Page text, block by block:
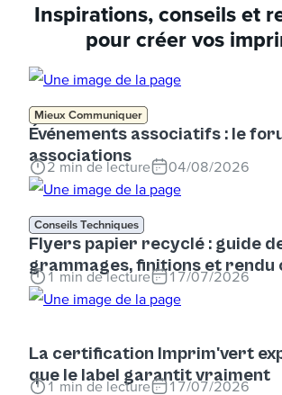
Inspirations, conseils et
pour créer vos
Mieux Communiquer
Événements associatifs : le
associations
2 min de lecture 04/08/2026
Conseils Techniques
Flyers papier recyclé : guide
grammages, finitions et rendu
1min de lecture 17/07/2026
La certification Imprim'vert
que le label garantit vraiment
1min de lecture 17/07/2026